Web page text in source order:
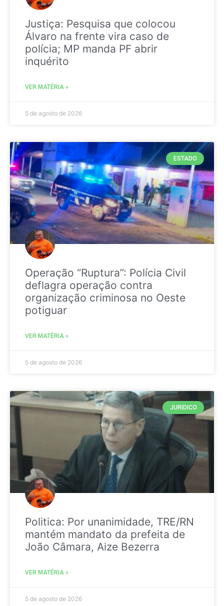
Justiça: Pesquisa que colocou
Álvaro na frente vira caso de
polícia; MP manda PF abrir
inquérito
VER MATÉRIA »
5 de agosto de 2026
ESTADO
Operação “Ruptura”: Polícia Civil
deflagra operação contra
organização criminosa no Oeste
potiguar
VER MATÉRIA »
5 de agosto de 2026
JURIDICO
Politica: Por unanimidade, TRE/RN
mantém mandato da prefeita de
João Câmara, Aize Bezerra
VER MATÉRIA »
5 de agosto de 2026